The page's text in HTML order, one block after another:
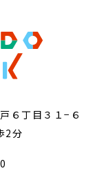
６丁目３１−６
2分